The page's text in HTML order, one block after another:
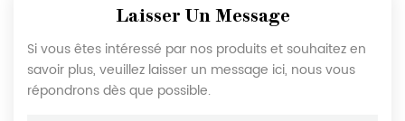
Laisser Un Message
Si vous êtes intéressé par nos produits et souhaitez en
savoir plus, veuillez laisser un message ici, nous vous
répondrons dès que possible.